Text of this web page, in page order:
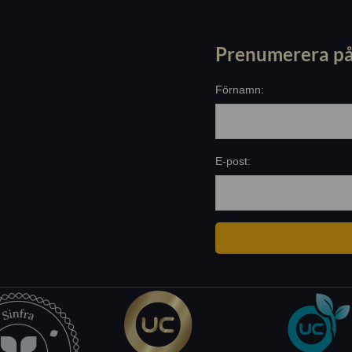
Prenumerera
Förnamn:
E-post: